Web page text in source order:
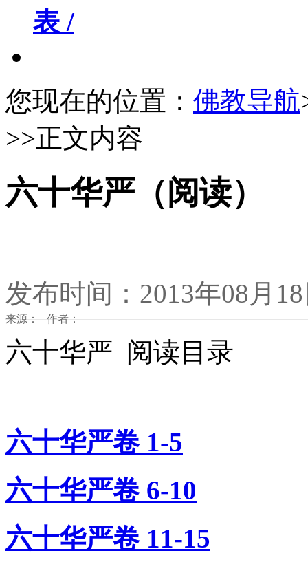
表 /
您现在的位置： 佛教导航
>>正文内容
六十华严（阅读）
发布时间：2013年08月
来源： 作者：
六十华严 阅读目录
六十华严卷 1-5
六十华严卷 6-10
六十华严卷 11-15